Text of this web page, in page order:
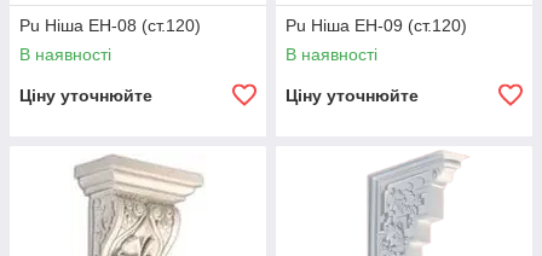
Pu Ніша EH-08 (ст.120)
В наявності
Ціну уточнюйте
Pu Ніша EH-09 (ст.120)
В наявності
Ціну уточнюйте